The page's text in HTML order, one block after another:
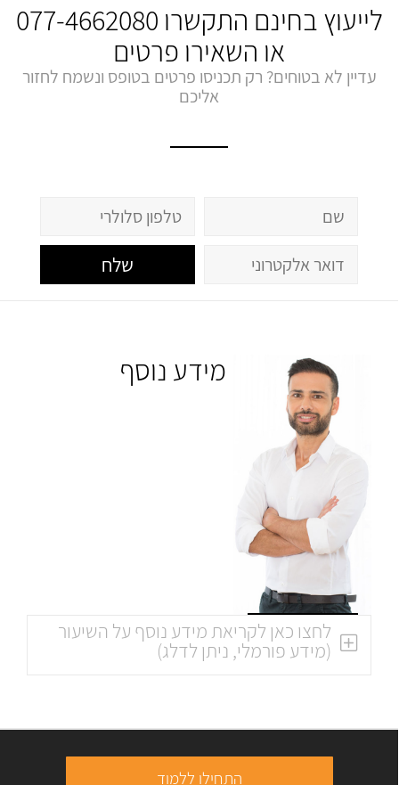
לייעוץ בחינם התקשרו 077-4662080
או השאירו פרטים
עדיין לא בטוחים? רק תכניסו פרטים בטופס ונשמח לחזור
אליכם
שלח
מידע נוסף
לחצו כאן לקריאת מידע נוסף על השיעור
(מידע פורמלי, ניתן לדלג)
התחילו ללמוד